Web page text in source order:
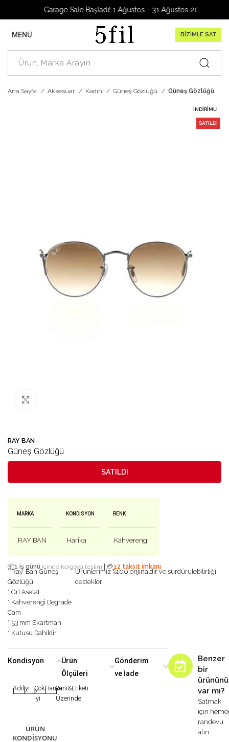
Garage Sale Başladı! 1 Ağustos - 31 Ağustos 2026
MENÜ BİZİMLE SAT
Ana Sayfa Aksesuar Kadın Güneş Gözlüğü Güneş Gözlüğü
İNDIRIMLI
SATILDI
RAY BAN
Güneş Gözlüğü
SATILDI
MARKA
RAY BAN
KONDISYON
Harika
RENK
Kahverengi
📦1 iş günü içinde kargoya teslim 💳12 taksit imkanı
* Ray-Ban Güneş
Gözlüğü
* Gri Asetat
* Kahverengi Degrade
Cam
* 53 mm Ekartman
* Kutusu Dahildir
Ürünlerimiz %100 orijinaldir ve sürdürülebilirliği
destekler
Kondisyon
|Adil|İyi |
Çok
İyi
|Harika
|Yeni&Etiketi
Üzerinde
ÜRÜN
KONDISYONU
Ürün
Ölçüleri
Gönderim
ve İade
Benzer
bir
var mı?
Satmak
için
randevu
alın